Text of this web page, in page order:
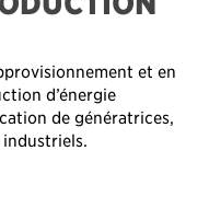
et en
d’énergie
de génératrices,